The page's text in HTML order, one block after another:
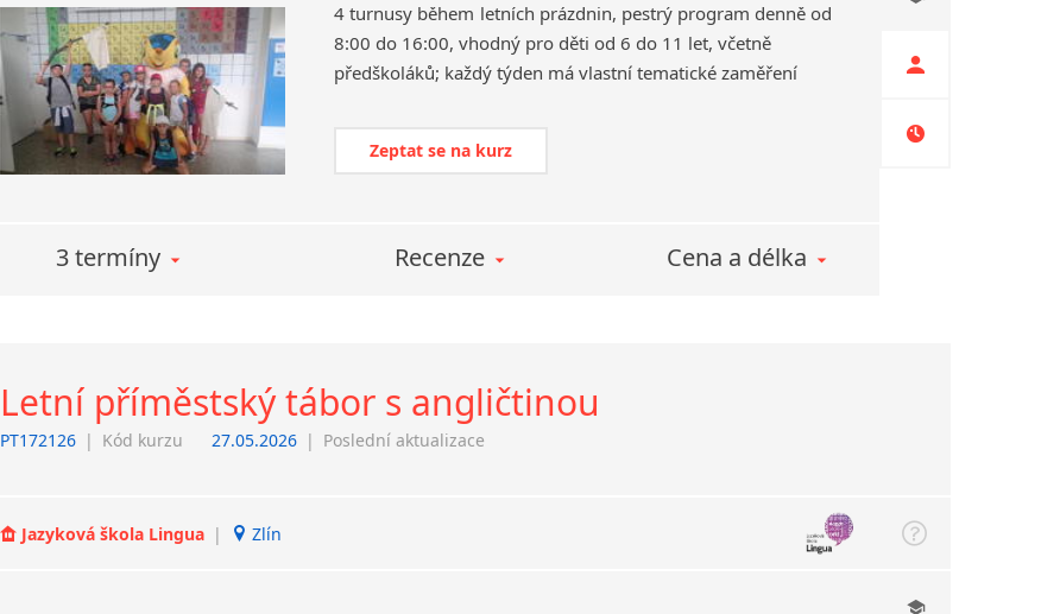
4 turnusy během letních prázdnin, pestrý program denně od
8:00 do 16:00, vhodný pro děti od 6 do 11 let, včetně
předškoláků; každý týden má vlastní tematické zaměření
Zeptat se na kurz
3 termíny Recenze Cena a délka
Letní příměstský tábor s angličtinou
PT172126 | Kód kurzu 27.05.2026 | Poslední aktualizace
Jazyková škola Lingua | Zlín